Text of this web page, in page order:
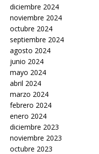
diciembre 2024
noviembre 2024
octubre 2024
septiembre 2024
agosto 2024
junio 2024
mayo 2024
abril 2024
marzo 2024
febrero 2024
enero 2024
diciembre 2023
noviembre 2023
octubre 2023